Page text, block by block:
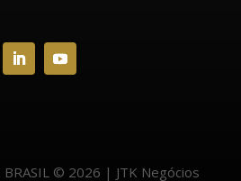
BRASIL © 2026 | JTK Negócios